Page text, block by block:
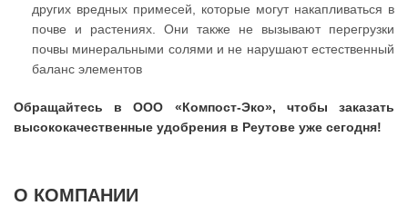
других вредных примесей, которые могут накапливаться в
почве и растениях. Они также не вызывают перегрузки
почвы минеральными солями и не нарушают естественный
баланс элементов
Обращайтесь в ООО «Компост-Эко», чтобы заказать
высококачественные удобрения в Реутове уже сегодня!
О КОМПАНИИ